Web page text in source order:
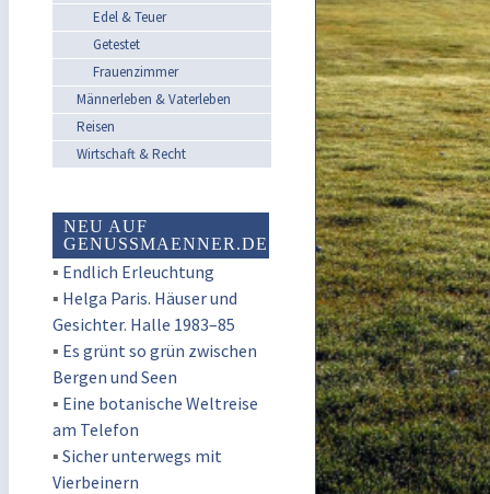
Edel & Teuer
Getestet
Frauenzimmer
Männerleben & Vaterleben
Reisen
Wirtschaft & Recht
NEU AUF
GENUSSMAENNER.DE
▪ Endlich Erleuchtung
▪ Helga Paris. Häuser und
Gesichter. Halle 1983–85
▪ Es grünt so grün zwischen
Bergen und Seen
▪ Eine botanische Weltreise
am Telefon
▪ Sicher unterwegs mit
Vierbeinern